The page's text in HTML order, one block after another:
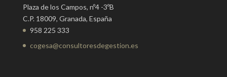
Plaza de los Campos, nº4 -3ºB
C.P. 18009, Granada, España
958 225 333
cogesa@consultoresdegestion.es